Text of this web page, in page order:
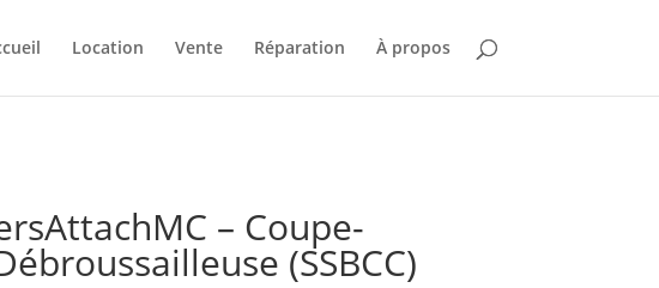
Location Vente Réparation À propos
– Coupe-
(SSBCC)